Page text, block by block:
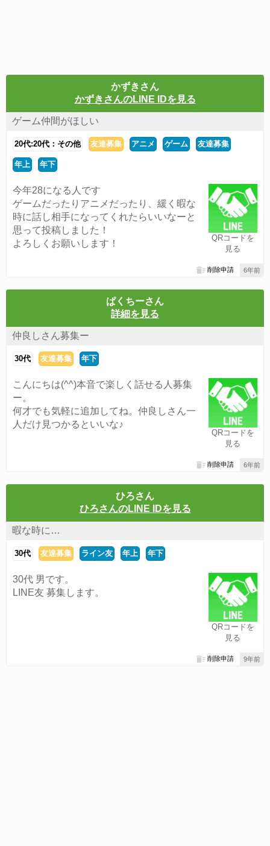
かずきさん
かずきさんのLINE IDを見る
ゲーム仲間がほしい
20代:20代：その他 友達募集 アニメ ゲーム 友達募集
年上 年下
QRコードを
見る
今年28になる人です
ゲームだったりアニメだったり、緩く暇な
時に話し相手になってくれたらいいなーと
思って投稿しました！
よろしくお願いします！
6年前
削除申請
ぱくちーさん
詳細を見る
仲良しさん募集ー
30代 友達募集 年下
QRコードを
見る
こんにちは(^^)本音で楽しく話せる人募集
ー。
何才でも気軽に追加してね。仲良しさん一
人だけ見つかるといいな♪
6年前
削除申請
ひろさん
ひろさんのLINE IDを見る
暇な時に…
30代 友達募集 ライン友 年上 年下
QRコードを
見る
30代 男です。
LINE友 募集します。
9年前
削除申請